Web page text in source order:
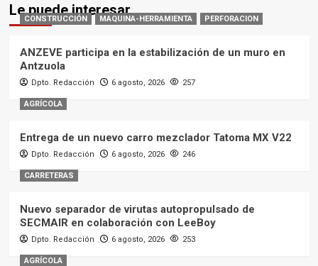
Le puede interesar
CONSTRUCCIÓN MAQUINA-HERRAMIENTA PERFORACION
ANZEVE participa en la estabilización de un muro en
Antzuola
Dpto. Redacción 6 agosto, 2026 257
AGRÍCOLA
Entrega de un nuevo carro mezclador Tatoma MX V22
Dpto. Redacción 6 agosto, 2026 246
CARRETERAS
Nuevo separador de virutas autopropulsado de
SECMAIR en colaboración con LeeBoy
Dpto. Redacción 6 agosto, 2026 253
AGRÍCOLA